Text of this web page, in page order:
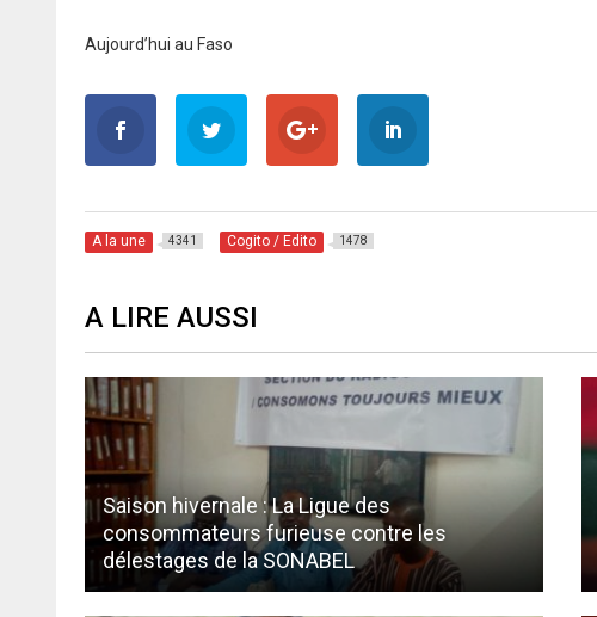
Aujourd’hui au Faso
A la une 4341 Cogito / Edito 1478
A LIRE AUSSI
Saison hivernale : La Ligue des
consommateurs furieuse contre les
délestages de la SONABEL